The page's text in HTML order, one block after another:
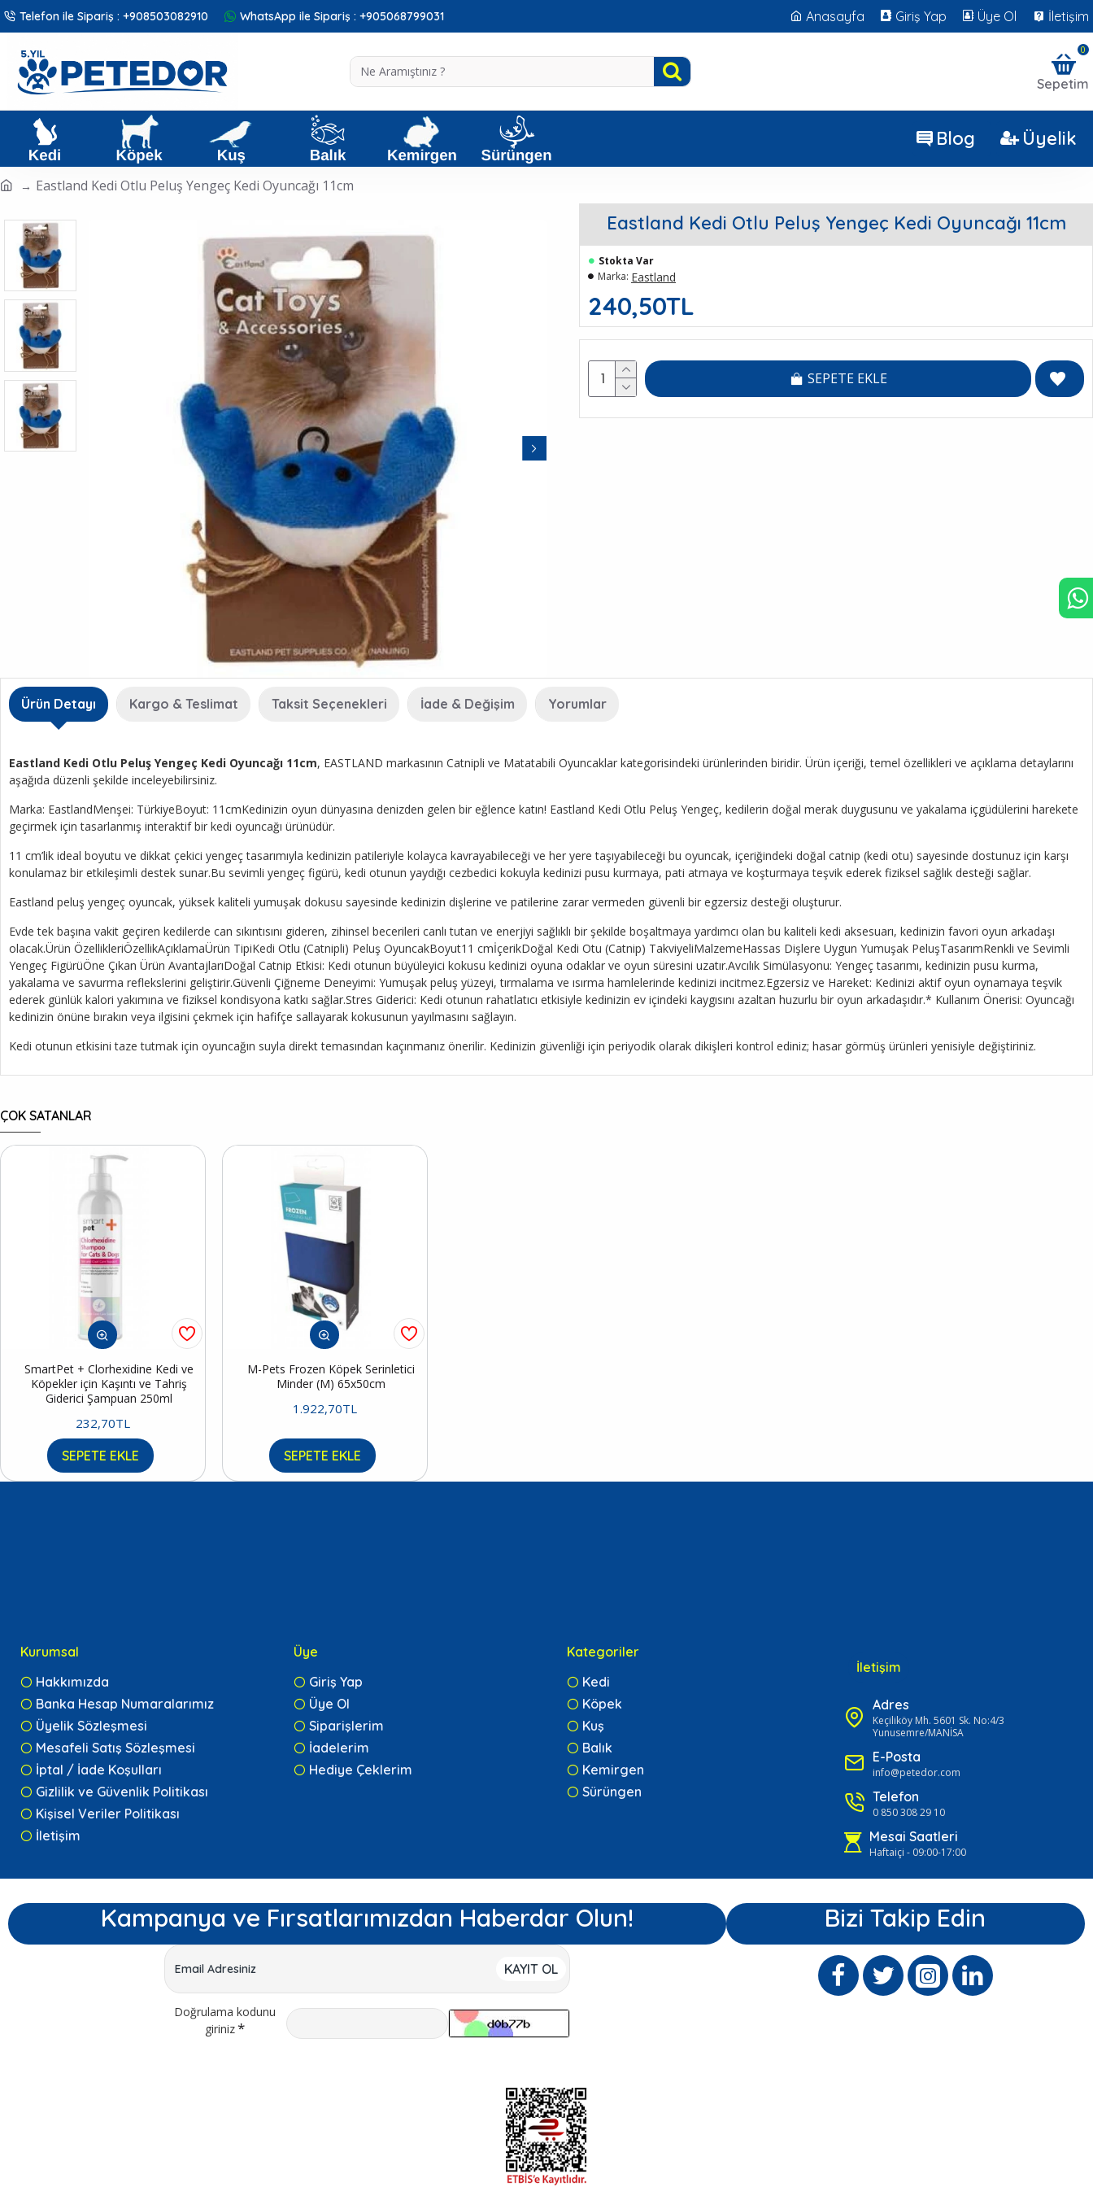
Telefon ile Sipariş : +908503082910 WhatsApp ile Sipariş : +905068799031 Anasayfa Giriş Yap Üye Ol İletişim
Sepetim
0
Blog Üyelik
Eastland Kedi Otlu Peluş Yengeç Kedi Oyuncağı 11cm
Eastland Kedi Otlu Peluş Yengeç Kedi Oyuncağı 11cm
240,50TL
Stokta Var
Marka: Eastland
SEPETE EKLE
Ürün Detayı Kargo & Teslimat Taksit Seçenekleri İade & Değişim Yorumlar
Eastland Kedi Otlu Peluş Yengeç Kedi Oyuncağı 11cm, EASTLAND markasının Catnipli ve Matatabili Oyuncaklar kategorisindeki ürünlerinden biridir. Ürün içeriği, temel özellikleri ve açıklama detaylarını
aşağıda düzenli şekilde inceleyebilirsiniz.
Marka: EastlandMenşei: TürkiyeBoyut: 11cmKedinizin oyun dünyasına denizden gelen bir eğlence katın! Eastland Kedi Otlu Peluş Yengeç, kedilerin doğal merak duygusunu ve yakalama içgüdülerini harekete
geçirmek için tasarlanmış interaktif bir kedi oyuncağı ürünüdür.
11 cm’lik ideal boyutu ve dikkat çekici yengeç tasarımıyla kedinizin patileriyle kolayca kavrayabileceği ve her yere taşıyabileceği bu oyuncak, içeriğindeki doğal catnip (kedi otu) sayesinde dostunuz için karşı
konulamaz bir etkileşimli destek sunar.Bu sevimli yengeç figürü, kedi otunun yaydığı cezbedici kokuyla kedinizi pusu kurmaya, pati atmaya ve koşturmaya teşvik ederek fiziksel sağlık desteği sağlar.
Eastland peluş yengeç oyuncak, yüksek kaliteli yumuşak dokusu sayesinde kedinizin dişlerine ve patilerine zarar vermeden güvenli bir egzersiz desteği oluşturur.
Evde tek başına vakit geçiren kedilerde can sıkıntısını gideren, zihinsel becerileri canlı tutan ve enerjiyi sağlıklı bir şekilde boşaltmaya yardımcı olan bu kaliteli kedi aksesuarı, kedinizin favori oyun arkadaşı
olacak.Ürün ÖzellikleriÖzellikAçıklamaÜrün TipiKedi Otlu (Catnipli) Peluş OyuncakBoyut11 cmİçerikDoğal Kedi Otu (Catnip) TakviyeliMalzemeHassas Dişlere Uygun Yumuşak PeluşTasarımRenkli ve Sevimli
Yengeç FigürüÖne Çıkan Ürün AvantajlarıDoğal Catnip Etkisi: Kedi otunun büyüleyici kokusu kedinizi oyuna odaklar ve oyun süresini uzatır.Avcılık Simülasyonu: Yengeç tasarımı, kedinizin pusu kurma,
yakalama ve savurma reflekslerini geliştirir.Güvenli Çiğneme Deneyimi: Yumuşak peluş yüzeyi, tırmalama ve ısırma hamlelerinde kedinizi incitmez.Egzersiz ve Hareket: Kedinizi aktif oyun oynamaya teşvik
ederek günlük kalori yakımına ve fiziksel kondisyona katkı sağlar.Stres Giderici: Kedi otunun rahatlatıcı etkisiyle kedinizin ev içindeki kaygısını azaltan huzurlu bir oyun arkadaşıdır.* Kullanım Önerisi: Oyuncağı
kedinizin önüne bırakın veya ilgisini çekmek için hafifçe sallayarak kokusunun yayılmasını sağlayın.
Kedi otunun etkisini taze tutmak için oyuncağın suyla direkt temasından kaçınmanız önerilir. Kedinizin güvenliği için periyodik olarak dikişleri kontrol ediniz; hasar görmüş ürünleri yenisiyle değiştiriniz.
ÇOK SATANLAR
SmartPet + Clorhexidine Kedi ve
Köpekler için Kaşıntı ve Tahriş
Giderici Şampuan 250ml
232,70TL
SEPETE EKLE
M-Pets Frozen Köpek Serinletici
Minder (M) 65x50cm
1.922,70TL
SEPETE EKLE
Kurumsal
Hakkımızda
Banka Hesap Numaralarımız
Üyelik Sözleşmesi
Mesafeli Satış Sözleşmesi
İptal / İade Koşulları
Gizlilik ve Güvenlik Politikası
Kişisel Veriler Politikası
İletişim
Üye
Giriş Yap
Üye Ol
Siparişlerim
İadelerim
Hediye Çeklerim
Kategoriler
Kedi
Köpek
Kuş
Balık
Kemirgen
Sürüngen
İletişim
Adres
Keçiliköy Mh. 5601 Sk. No:4/3
Yunusemre/MANİSA
E-Posta
info@petedor.com
Telefon
0 850 308 29 10
Mesai Saatleri
Haftaiçi - 09:00-17:00
Kampanya ve Fırsatlarımızdan Haberdar Olun!
KAYIT OL
Doğrulama kodunu
giriniz
Bizi Takip Edin